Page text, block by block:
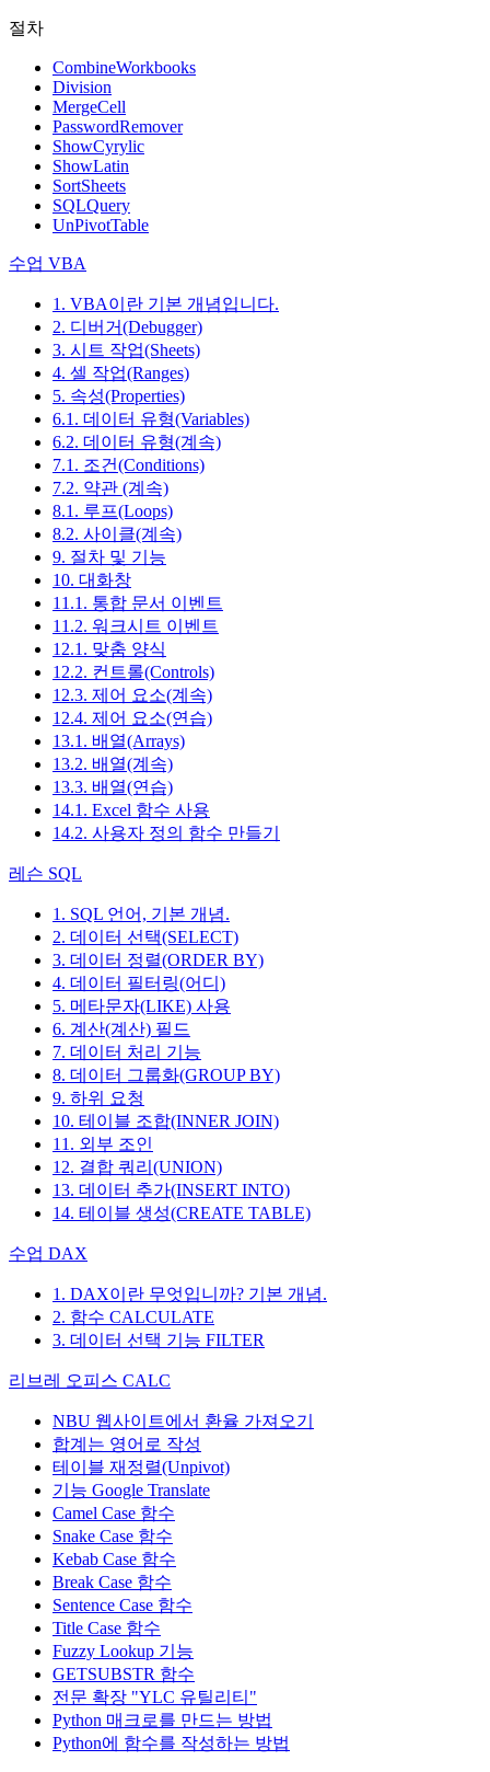
절차
CombineWorkbooks
Division
MergeCell
PasswordRemover
ShowCyrylic
ShowLatin
SortSheets
SQLQuery
UnPivotTable
수업 VBA
1. VBA이란 기본 개념입니다.
2. 디버거(Debugger)
3. 시트 작업(Sheets)
4. 셀 작업(Ranges)
5. 속성(Properties)
6.1. 데이터 유형(Variables)
6.2. 데이터 유형(계속)
7.1. 조건(Conditions)
7.2. 약관 (계속)
8.1. 루프(Loops)
8.2. 사이클(계속)
9. 절차 및 기능
10. 대화창
11.1. 통합 문서 이벤트
11.2. 워크시트 이벤트
12.1. 맞춤 양식
12.2. 컨트롤(Controls)
12.3. 제어 요소(계속)
12.4. 제어 요소(연습)
13.1. 배열(Arrays)
13.2. 배열(계속)
13.3. 배열(연습)
14.1. Excel 함수 사용
14.2. 사용자 정의 함수 만들기
레슨 SQL
1. SQL 언어, 기본 개념.
2. 데이터 선택(SELECT)
3. 데이터 정렬(ORDER BY)
4. 데이터 필터링(어디)
5. 메타문자(LIKE) 사용
6. 계산(계산) 필드
7. 데이터 처리 기능
8. 데이터 그룹화(GROUP BY)
9. 하위 요청
10. 테이블 조합(INNER JOIN)
11. 외부 조인
12. 결합 쿼리(UNION)
13. 데이터 추가(INSERT INTO)
14. 테이블 생성(CREATE TABLE)
수업 DAX
1. DAX이란 무엇입니까? 기본 개념.
2. 함수 CALCULATE
3. 데이터 선택 기능 FILTER
리브레 오피스 CALC
NBU 웹사이트에서 환율 가져오기
합계는 영어로 작성
테이블 재정렬(Unpivot)
기능 Google Translate
Camel Case 함수
Snake Case 함수
Kebab Case 함수
Break Case 함수
Sentence Case 함수
Title Case 함수
Fuzzy Lookup 기능
GETSUBSTR 함수
전문 확장 "YLC 유틸리티"
Python 매크로를 만드는 방법
Python에 함수를 작성하는 방법